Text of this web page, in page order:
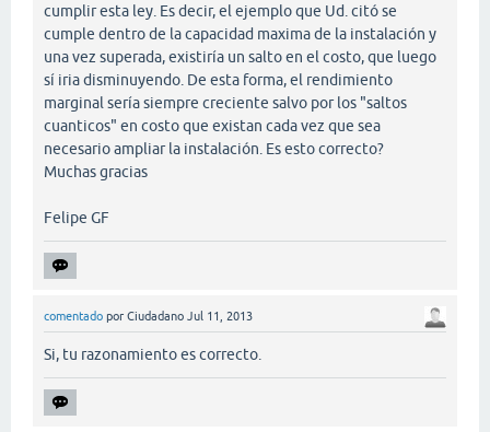
cumplir esta ley. Es decir, el ejemplo que Ud. citó se
cumple dentro de la capacidad maxima de la instalación y
una vez superada, existiría un salto en el costo, que luego
sí iria disminuyendo. De esta forma, el rendimiento
marginal sería siempre creciente salvo por los "saltos
cuanticos" en costo que existan cada vez que sea
necesario ampliar la instalación. Es esto correcto?
Muchas gracias
Felipe GF
comentado por Ciudadano Jul 11, 2013
Si, tu razonamiento es correcto.